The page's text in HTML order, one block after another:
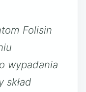
Folisin
wypadania
skład